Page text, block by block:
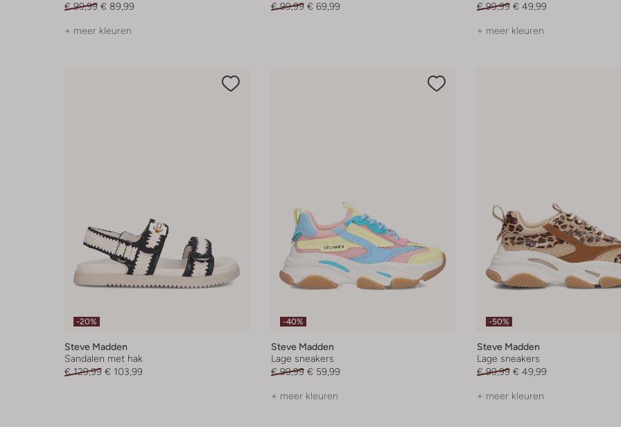
€ 99,99 € 89,99
+ meer kleuren
€ 99,99 € 69,99
€ 99,99 € 49,99
+ meer kleuren
-20%
Steve Madden
Sandalen met hak
€ 129,99 € 103,99
-40%
Steve Madden
Lage sneakers
€ 99,99 € 59,99
+ meer kleuren
-50%
Steve Madden
Lage sneakers
€ 99,99 € 49,99
+ meer kleuren